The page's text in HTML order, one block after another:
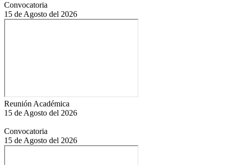
Convocatoria
15 de Agosto del 2026
Reunión Académica
15 de Agosto del 2026
Convocatoria
15 de Agosto del 2026